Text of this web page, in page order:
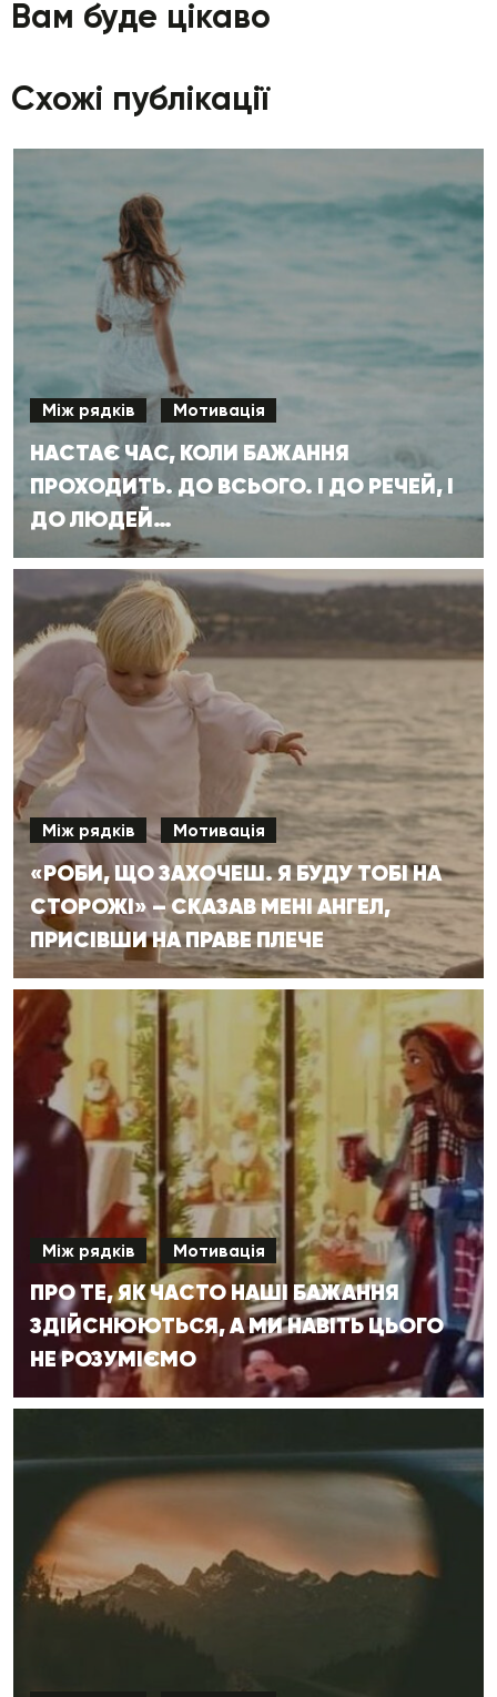
Вам буде цікаво
Схожі публікації
Між рядків Мотивація
НАСТАЄ ЧАС, КОЛИ БАЖАННЯ
ПРОХОДИТЬ. ДО ВСЬОГО. І ДО РЕЧЕЙ, І
ДО ЛЮДЕЙ…
Між рядків Мотивація
«РОБИ, ЩО ЗАХОЧЕШ. Я БУДУ ТОБІ НА
СТОРОЖІ» – СКАЗАВ МЕНІ АНГЕЛ,
ПРИСІВШИ НА ПРАВЕ ПЛЕЧЕ
Між рядків Мотивація
ПРО ТЕ, ЯК ЧАСТО НАШІ БАЖАННЯ
ЗДІЙСНЮЮТЬСЯ, А МИ НАВІТЬ ЦЬОГО
НЕ РОЗУМІЄМО